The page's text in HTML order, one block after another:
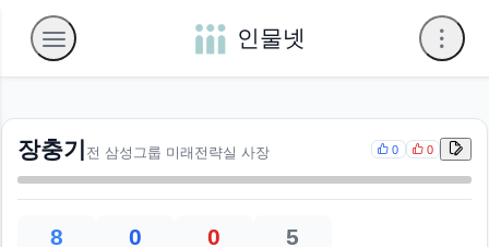
인물넷
장충기 전 삼성그룹 미래전략실 사장 0 0
8 0 0 5